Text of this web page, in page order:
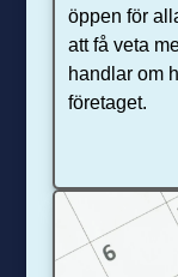
öppen för
att få veta
handlar om
företaget.